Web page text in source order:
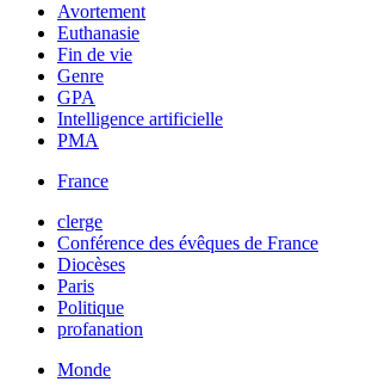
Avortement
Euthanasie
Fin de vie
Genre
GPA
Intelligence artificielle
PMA
France
clerge
Conférence des évêques de France
Diocèses
Paris
Politique
profanation
Monde